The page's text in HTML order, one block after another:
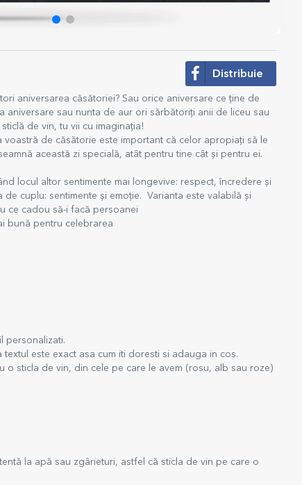
Distribuie
aniversarea căsătoriei? Sau orice aniversare ce ține de
aniversare sau nunta de aur ori sărbătoriți anii de liceu sau
de vin, tu vii cu imaginația!
de căsătorie este important că celor apropiați să le
această zi specială, atât pentru tine cât și pentru ei.
locul altor sentimente mai longevive: respect, încredere și
cuplu: sentimente și emoție. Varianta este valabilă și
ce cadou să-i facă persoanei
bună pentru celebrarea
personalizati.
este exact asa cum iti doresti si adauga in cos.
o sticla de vin, din cele pe care le avem (rosu, alb sau roze)
la apă sau zgârieturi, astfel că sticla de vin pe care o